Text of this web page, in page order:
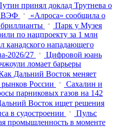
принял доклад Трутнева о
ВЭФ
«Алроса» сообщила о
бриллианты
Парк у Музея
по нацпроекту за 1 млн
канадского нападающего
2026/27
Цифровой юань
ломает барьеры
Дальний Восток меняет
рынков России
Сахалин и
парниковых газов на 142
Восток ищет решения
в судостроении
Пульс
промышленность в моменте